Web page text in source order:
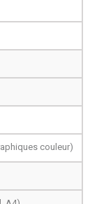
couleur)